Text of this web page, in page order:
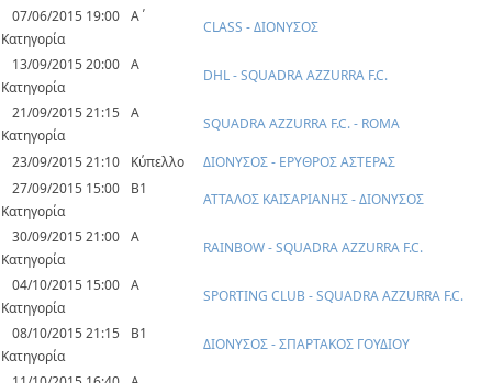
07/06/2015 19:00 Α΄
Κατηγορία
CLASS - ΔΙΟΝΥΣΟΣ
13/09/2015 20:00 Α
Κατηγορία
DHL - SQUADRA AZZURRA F.C.
21/09/2015 21:15 Α
Κατηγορία
SQUADRA AZZURRA F.C. - ROMA
23/09/2015 21:10 Κύπελλο
ΔΙΟΝΥΣΟΣ - ΕΡΥΘΡΟΣ ΑΣΤΕΡΑΣ
27/09/2015 15:00
Β1
Κατηγορία
ΑΤΤΑΛΟΣ ΚΑΙΣΑΡΙΑΝΗΣ - ΔΙΟΝΥΣΟΣ
30/09/2015 21:00 Α
Κατηγορία
RAINBOW - SQUADRA AZZURRA F.C.
04/10/2015 15:00 Α
Κατηγορία
SPORTING CLUB - SQUADRA AZZURRA F.C.
08/10/2015 21:15
Β1
Κατηγορία
ΔΙΟΝΥΣΟΣ - ΣΠΑΡΤΑΚΟΣ ΓΟΥΔΙΟΥ